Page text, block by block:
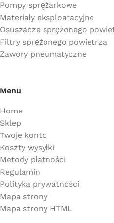
Pompy sprężarkowe
Materiały eksploatacyjne
Osuszacze sprężonego
Filtry sprężonego powietrza
Zawory pneumatyczne
Menu
Home
Sklep
Twoje konto
Koszty wysyłki
Metody płatności
Regulamin
Polityka prywatności
Mapa strony
Mapa strony HTML